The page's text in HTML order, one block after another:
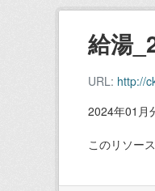
給湯
URL: http://
2024年01月
このリソー